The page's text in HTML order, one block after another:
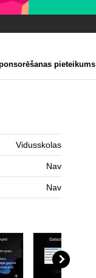
pieteikums
Vidusskolas
Nav
Nav